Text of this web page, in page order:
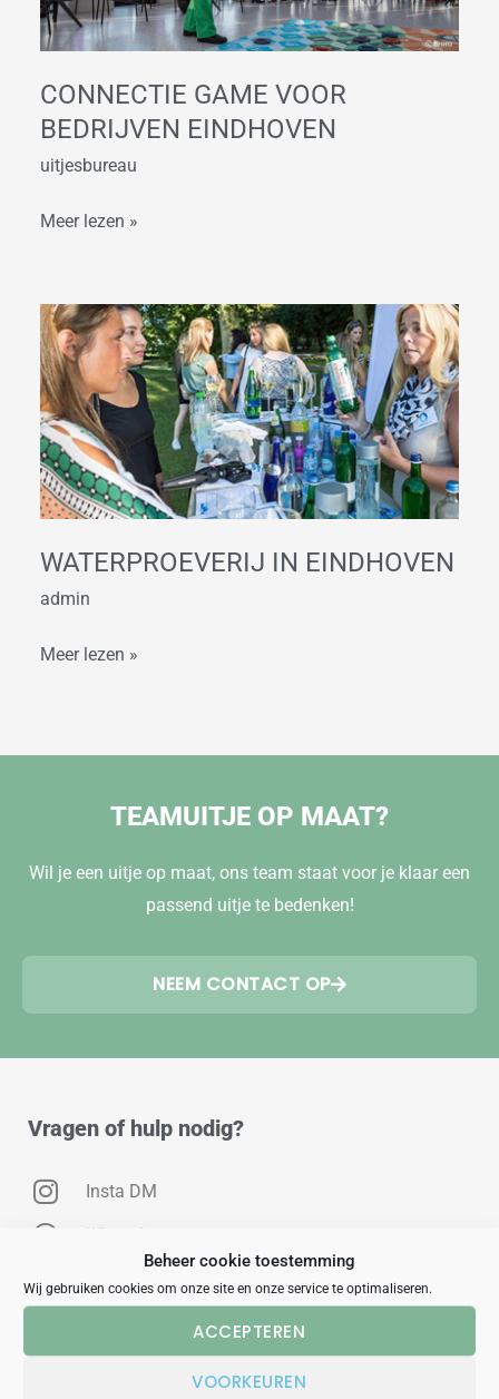
Beheer cookie toestemming
Wij gebruiken cookies om onze site en onze service te optimaliseren.
ACCEPTEREN
VOORKEUREN
CONNECTIE GAME VOOR
BEDRIJVEN EINDHOVEN
uitjesbureau
Meer lezen »
WATERPROEVERIJ IN EINDHOVEN
admin
Waterproeverij
in
Eindhoven
Meer lezen »
TEAMUITJE OP MAAT?
Wil je een uitje op maat, ons team staat voor je klaar een
passend uitje te bedenken!
NEEM CONTACT OP
Vragen of hulp nodig?
Insta DM
WhatsApp
Messenger
Info@uitjesbureau.nl
040 - 760 00 84